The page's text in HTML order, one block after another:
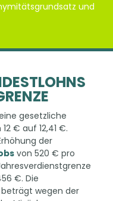
und
gesetzliche
€ auf 12,41 €.
der
von 520 € pro
€. Die
wegen der